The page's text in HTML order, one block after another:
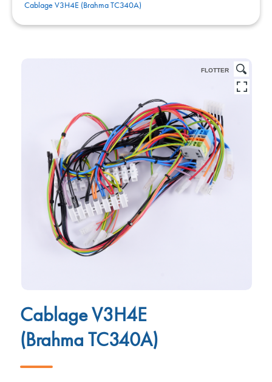
Cablage V3H4E (Brahma TC340A)
FLOTTER
Cablage V3H4E
(Brahma TC340A)